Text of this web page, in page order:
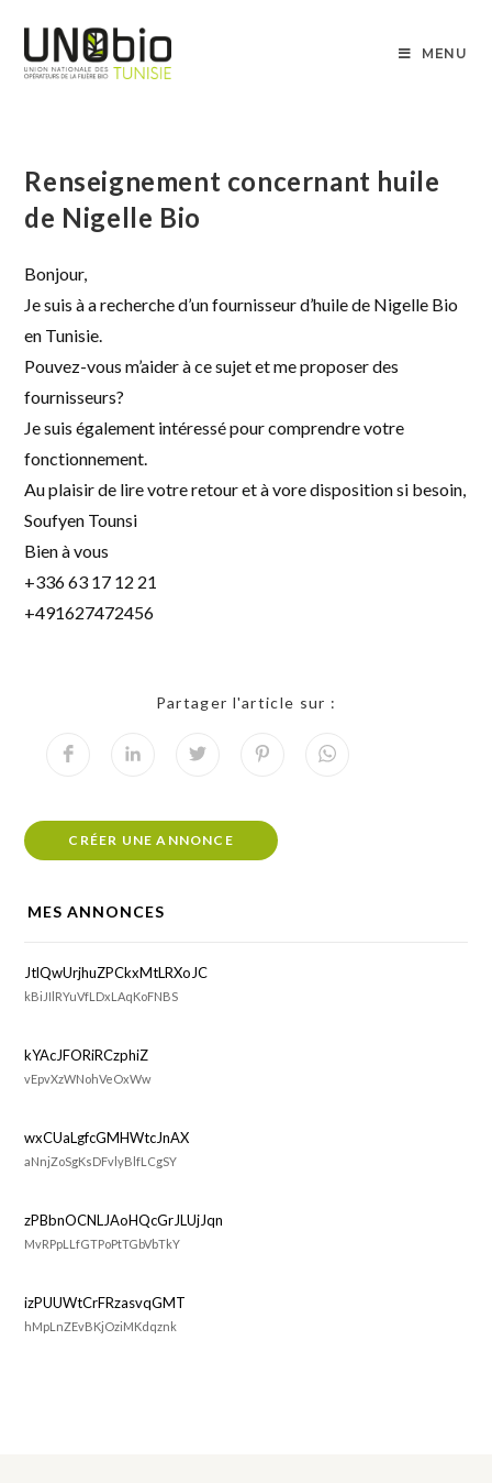
MENU
Renseignement concernant huile
de Nigelle Bio
Bonjour,
Je suis à a recherche d’un fournisseur d’huile de Nigelle Bio
en Tunisie.
Pouvez-vous m’aider à ce sujet et me proposer des
fournisseurs?
Je suis également intéressé pour comprendre votre
fonctionnement.
Au plaisir de lire votre retour et à vore disposition si besoin,
Soufyen Tounsi
Bien à vous
+336 63 17 12 21
+491627472456
Partager l'article sur :
CRÉER UNE ANNONCE
MES ANNONCES
JtlQwUrjhuZPCkxMtLRXoJC
kBiJIlRYuVfLDxLAqKoFNBS
kYAcJFORiRCzphiZ
vEpvXzWNohVeOxWw
wxCUaLgfcGMHWtcJnAX
aNnjZoSgKsDFvlyBlfLCgSY
zPBbnOCNLJAoHQcGrJLUjJqn
MvRPpLLfGTPoPtTGbVbTkY
izPUUWtCrFRzasvqGMT
hMpLnZEvBKjOziMKdqznk